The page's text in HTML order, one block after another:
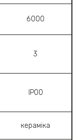
6000
3
ІР00
кераміка